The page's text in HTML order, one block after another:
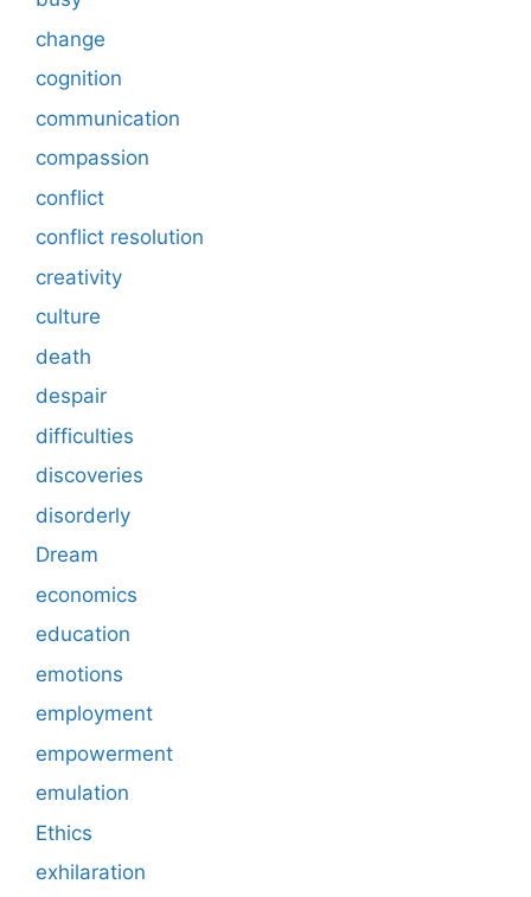
change
cognition
communication
compassion
conflict
conflict resolution
creativity
culture
death
despair
difficulties
discoveries
disorderly
Dream
economics
education
emotions
employment
empowerment
emulation
Ethics
exhilaration